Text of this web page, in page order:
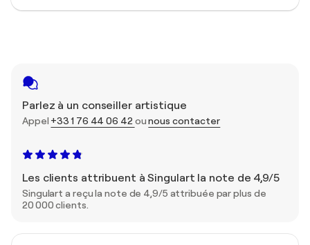
Parlez à un conseiller artistique
Appel +33 1 76 44 06 42 ounous contacter
Les clients attribuent à Singulart la note de 4,9/5
Singulart a reçu la note de 4,9/5 attribuée par plus de
20 000 clients.